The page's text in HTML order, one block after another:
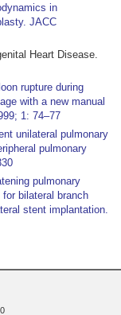
in
JACC
Heart Disease.
rupture during
with a new manual
1: 74–77
unilateral pulmonary
pulmonary
pulmonary
bilateral branch
stent implantation.